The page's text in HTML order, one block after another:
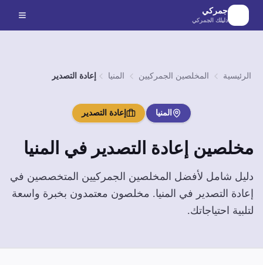
الانتقال إلى المحتوى الرئيسي
جمركي
دليلك الجمركي
الرئيسية المخلصين الجمركيين المنيا إعادة التصدير
المنيا إعادة التصدير
مخلصين إعادة التصدير في المنيا
دليل شامل لأفضل المخلصين الجمركيين المتخصصين في
إعادة التصدير في المنيا. مخلصون معتمدون بخبرة واسعة
لتلبية احتياجاتك.